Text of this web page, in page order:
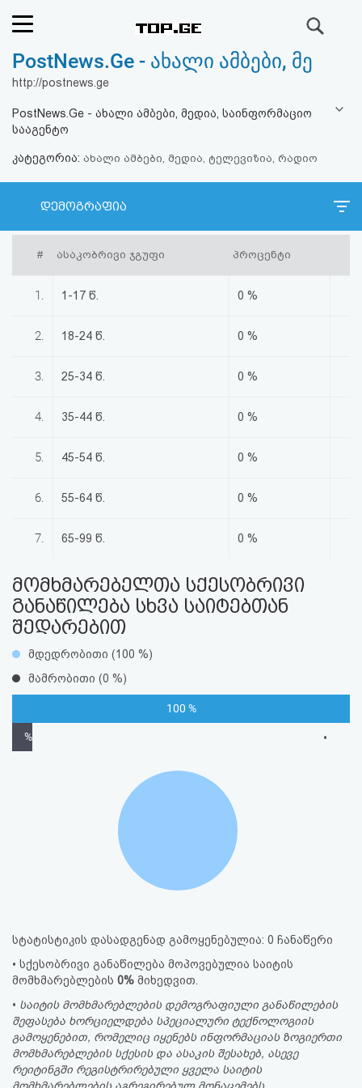
რეიტინგი
კითხვა-
პასუხი
ავტორიზაცია
რეგისტრაცია
პაროლის
აღდგენა
HTML
სალიცენზიო
პასუხისმგებლობის
უარყოფა
PostNews.Ge - ახალი ამბები, მე
http://postnews.ge
PostNews.Ge - ახალი ამბები, მედია, საინფორმაციო
სააგენტო
კატეგორია: ახალი ამბები, მედია, ტელევიზია, რადიო
დემოგრაფია
# ასაკობრივი ჯგუფი პროცენტი
1. 1-17 წ. 0 %
2. 18-24 წ. 0 %
3. 25-34 წ. 0 %
4. 35-44 წ. 0 %
5. 45-54 წ. 0 %
6. 55-64 წ. 0 %
7. 65-99 წ. 0 %
მომხმარებელთა სქესობრივი
განაწილება სხვა საიტებთან
შედარებით
მდედრობითი (100 %)
მამრობითი (0 %)
100 %
% •
სტატისტიკის დასადგენად გამოყენებულია: 0 ჩანაწერი
• სქესობრივი განაწილება მოპოვებულია საიტის
მომხმარებლების 0% მიხედვით.
• საიტის მომხმარებლების დემოგრაფიული განაწილების
შეფასება ხორციელდება სპეციალური ტექნოლოგიის
გამოყენებით, რომელიც იყენებს ინფორმაციას ზოგიერთი
მომხმარებლების სქესის და ასაკის შესახებ, ასევე
რეიტინგში რეგისტრირებული ყველა საიტის